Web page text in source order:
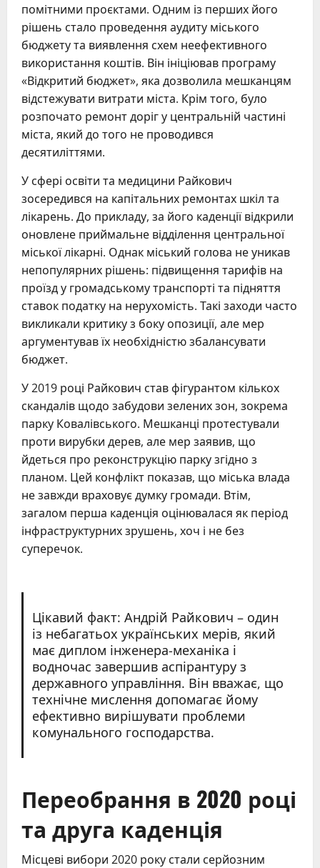
помітними проєктами. Одним із перших його
рішень стало проведення аудиту міського
бюджету та виявлення схем неефективного
використання коштів. Він ініціював програму
«Відкритий бюджет», яка дозволила мешканцям
відстежувати витрати міста. Крім того, було
розпочато ремонт доріг у центральній частині
міста, який до того не проводився
десятиліттями.
У сфері освіти та медицини Райкович
зосередився на капітальних ремонтах шкіл та
лікарень. До прикладу, за його каденції відкрили
оновлене приймальне відділення центральної
міської лікарні. Однак міський голова не уникав
непопулярних рішень: підвищення тарифів на
проїзд у громадському транспорті та підняття
ставок податку на нерухомість. Такі заходи часто
викликали критику з боку опозиції, але мер
аргументував їх необхідністю збалансувати
бюджет.
У 2019 році Райкович став фігурантом кількох
скандалів щодо забудови зелених зон, зокрема
парку Ковалівського. Мешканці протестували
проти вирубки дерев, але мер заявив, що
йдеться про реконструкцію парку згідно з
планом. Цей конфлікт показав, що міська влада
не завжди враховує думку громади. Втім,
загалом перша каденція оцінювалася як період
інфраструктурних зрушень, хоч і не без
суперечок.
Цікавий факт: Андрій Райкович – один
із небагатьох українських мерів, який
має диплом інженера-механіка і
водночас завершив аспірантуру з
державного управління. Він вважає, що
технічне мислення допомагає йому
ефективно вирішувати проблеми
комунального господарства.
Переобрання в 2020 році
та друга каденція
Місцеві вибори 2020 року стали серйозним